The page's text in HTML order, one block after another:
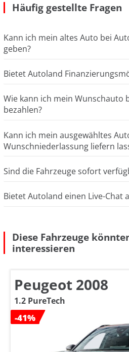
Häufig gestellte Fragen
Kann ich mein altes Auto bei
geben?
Bietet Autoland
Wie kann ich mein Wunschauto
bezahlen?
Kann ich mein ausgewähltes
Wunschniederlassung liefern
Sind die Fahrzeuge sofort
Bietet Autoland einen Live-Chat
Diese Fahrzeuge
interessieren
Peugeot 2008
1.2 PureTech
-41%